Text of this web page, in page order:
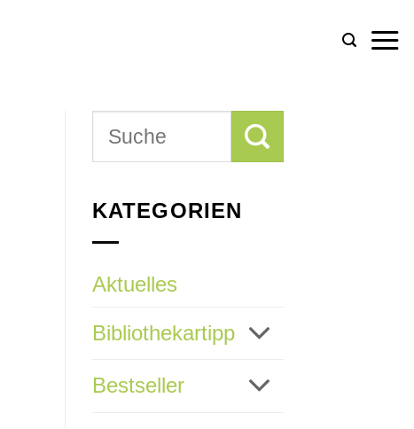
KATEGORIEN
Aktuelles
Bibliothekartipp
Bestseller